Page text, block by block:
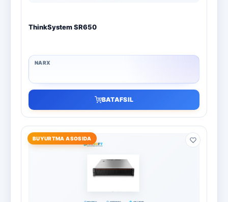
ThinkSystem SR650
BATAFSIL
BUYURTMA ASOSIDA